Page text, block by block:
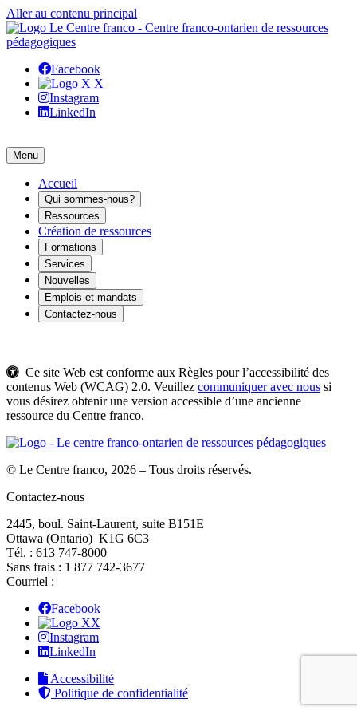
Aller au contenu principal
Facebook
X
Instagram
LinkedIn
Menu
Accueil
Qui sommes-nous?
Ressources
Création de ressources
Formations
Services
Nouvelles
Emplois et mandats
Contactez-nous
Ce site Web est conforme aux Règles pour l’accessibilité des
contenus Web (WCAG) 2.0. Veuillez communiquer avec nous si
vous désirez obtenir une version accessible d’une ancienne
ressource du Centre franco.
© Le Centre franco, 2026 – Tous droits réservés.
Contactez-nous
2445, boul. Saint-Laurent, suite B151E
Ottawa (Ontario) K1G 6C3
Tél. : 613 747‑8000
Sans frais : 1 877 742‑3677
Courriel :
Facebook
X
Instagram
LinkedIn
Accessibilité
Politique de confidentialité